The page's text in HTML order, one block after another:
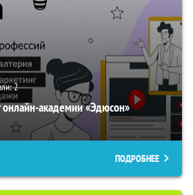
2
академии «Эдюсон»
ПОДРОБНЕЕ